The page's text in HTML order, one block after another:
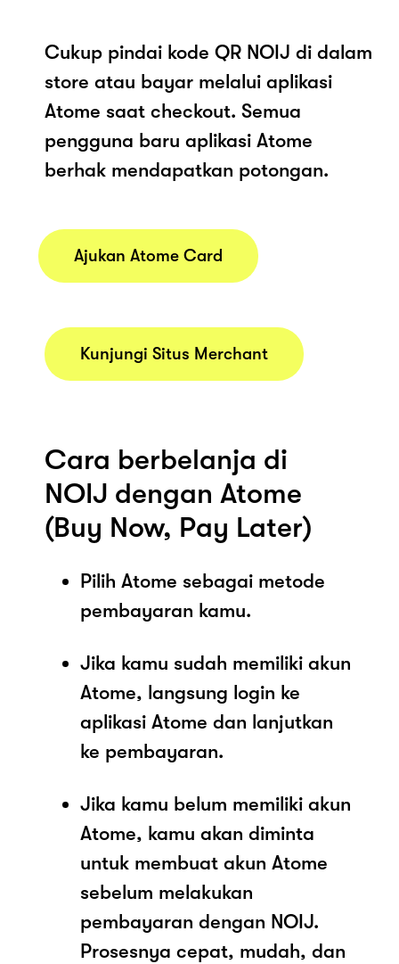
Cukup pindai kode QR NOIJ di dalam
store atau bayar melalui aplikasi
Atome saat checkout. Semua
pengguna baru aplikasi Atome
berhak mendapatkan potongan.
Ajukan Atome Card
Kunjungi Situs Merchant
Cara berbelanja di
NOIJ dengan Atome
(Buy Now, Pay Later)
Pilih Atome sebagai metode
pembayaran kamu.
Jika kamu sudah memiliki akun
Atome, langsung login ke
aplikasi Atome dan lanjutkan
ke pembayaran.
Jika kamu belum memiliki akun
Atome, kamu akan diminta
untuk membuat akun Atome
sebelum melakukan
pembayaran dengan NOIJ.
Prosesnya cepat, mudah, dan